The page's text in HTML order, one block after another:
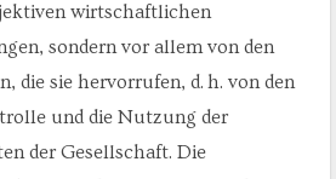
wirtschaftlichen
sondern vor allem von den
die sie hervorrufen, d. h. von den
und die Nutzung der
der Gesellschaft. Die